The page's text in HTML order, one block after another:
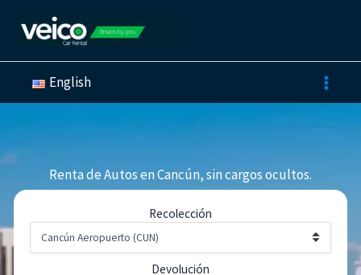
English
Renta de Autos en Cancún, sin cargos ocultos.
Recolección
Devolución